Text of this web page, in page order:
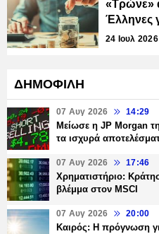
«Τρώνε»
Έλληνες
24 Ιουλ 2026
ΔΗΜΟΦΙΛΗ
07 Αυγ 2026 14:29
Μείωσε η JP Morgan
τα ισχυρά
07 Αυγ 2026 17:46
Χρηματιστήριο:
βλέμμα στον MSCI
07 Αυγ 2026 20:00
Καιρός: Η πρόγνωση